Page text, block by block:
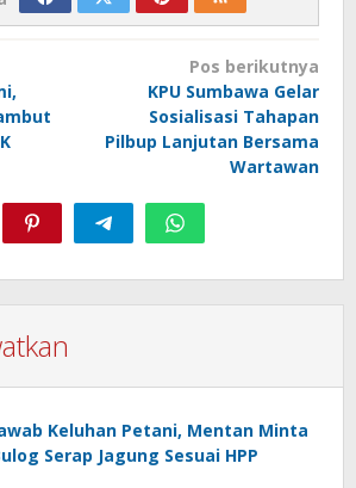
Pos berikutnya
KPU Sumbawa Gelar
Sosialisasi Tahapan
Pilbup Lanjutan Bersama
Wartawan
Keluhan Petani, Mentan Minta
Serap Jagung Sesuai HPP